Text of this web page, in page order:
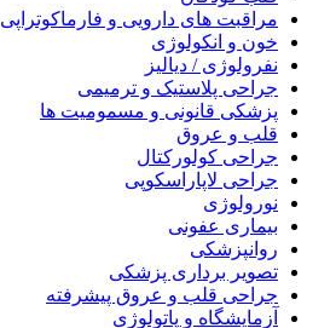
مراقبت های دارویی و فارماکوتراپی
خون و انکولوژی
نفرولوژی / دیالیز
جراحی پلاستیک و ترمیمی
پزشکی قانونی و مسمومیت ها
قلب و عروق
جراحی کولورکتال
جراحی لاپاراسکوپی
نورولوژی
بیماری عفونی
روانپزشکی
تصویر برداری پزشکی
جراحی قلب و عروق پیشرفته
آزمایشگاه و پاتولوژی